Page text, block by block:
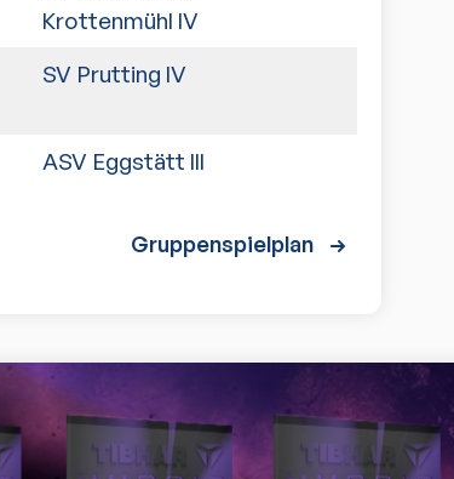
Krottenmühl IV
SV Prutting IV
ASV Eggstätt III
Gruppenspielplan